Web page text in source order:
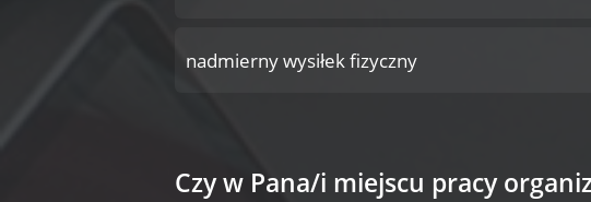
nadmierny wysiłek fizyczny
Czy w Pana/i miejscu pracy